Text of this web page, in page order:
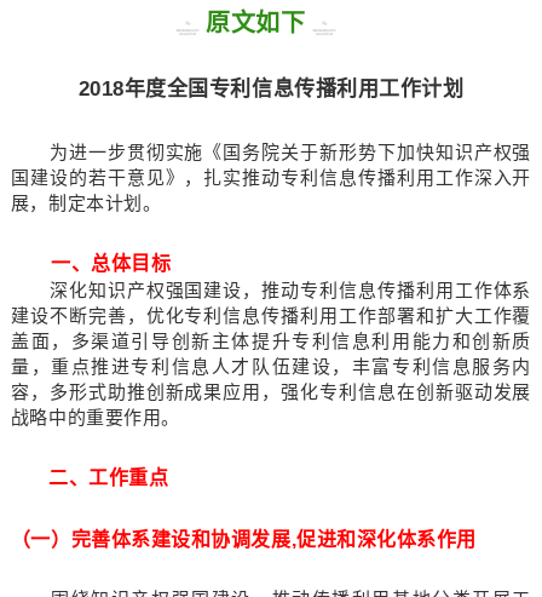
原文如下
2018年度全国专利信息传播利用工作计划
为进一步贯彻实施《国务院关于新形势下加快知识产权强
国建设的若干意见》，扎实推动专利信息传播利用工作深入开
展，制定本计划。
一、总体目标
深化知识产权强国建设，推动专利信息传播利用工作体系
建设不断完善，优化专利信息传播利用工作部署和扩大工作覆
盖面，多渠道引导创新主体提升专利信息利用能力和创新质
量，重点推进专利信息人才队伍建设，丰富专利信息服务内
容，多形式助推创新成果应用，强化专利信息在创新驱动发展
战略中的重要作用。
二、工作重点
（一）完善体系建设和协调发展,促进和深化体系作用